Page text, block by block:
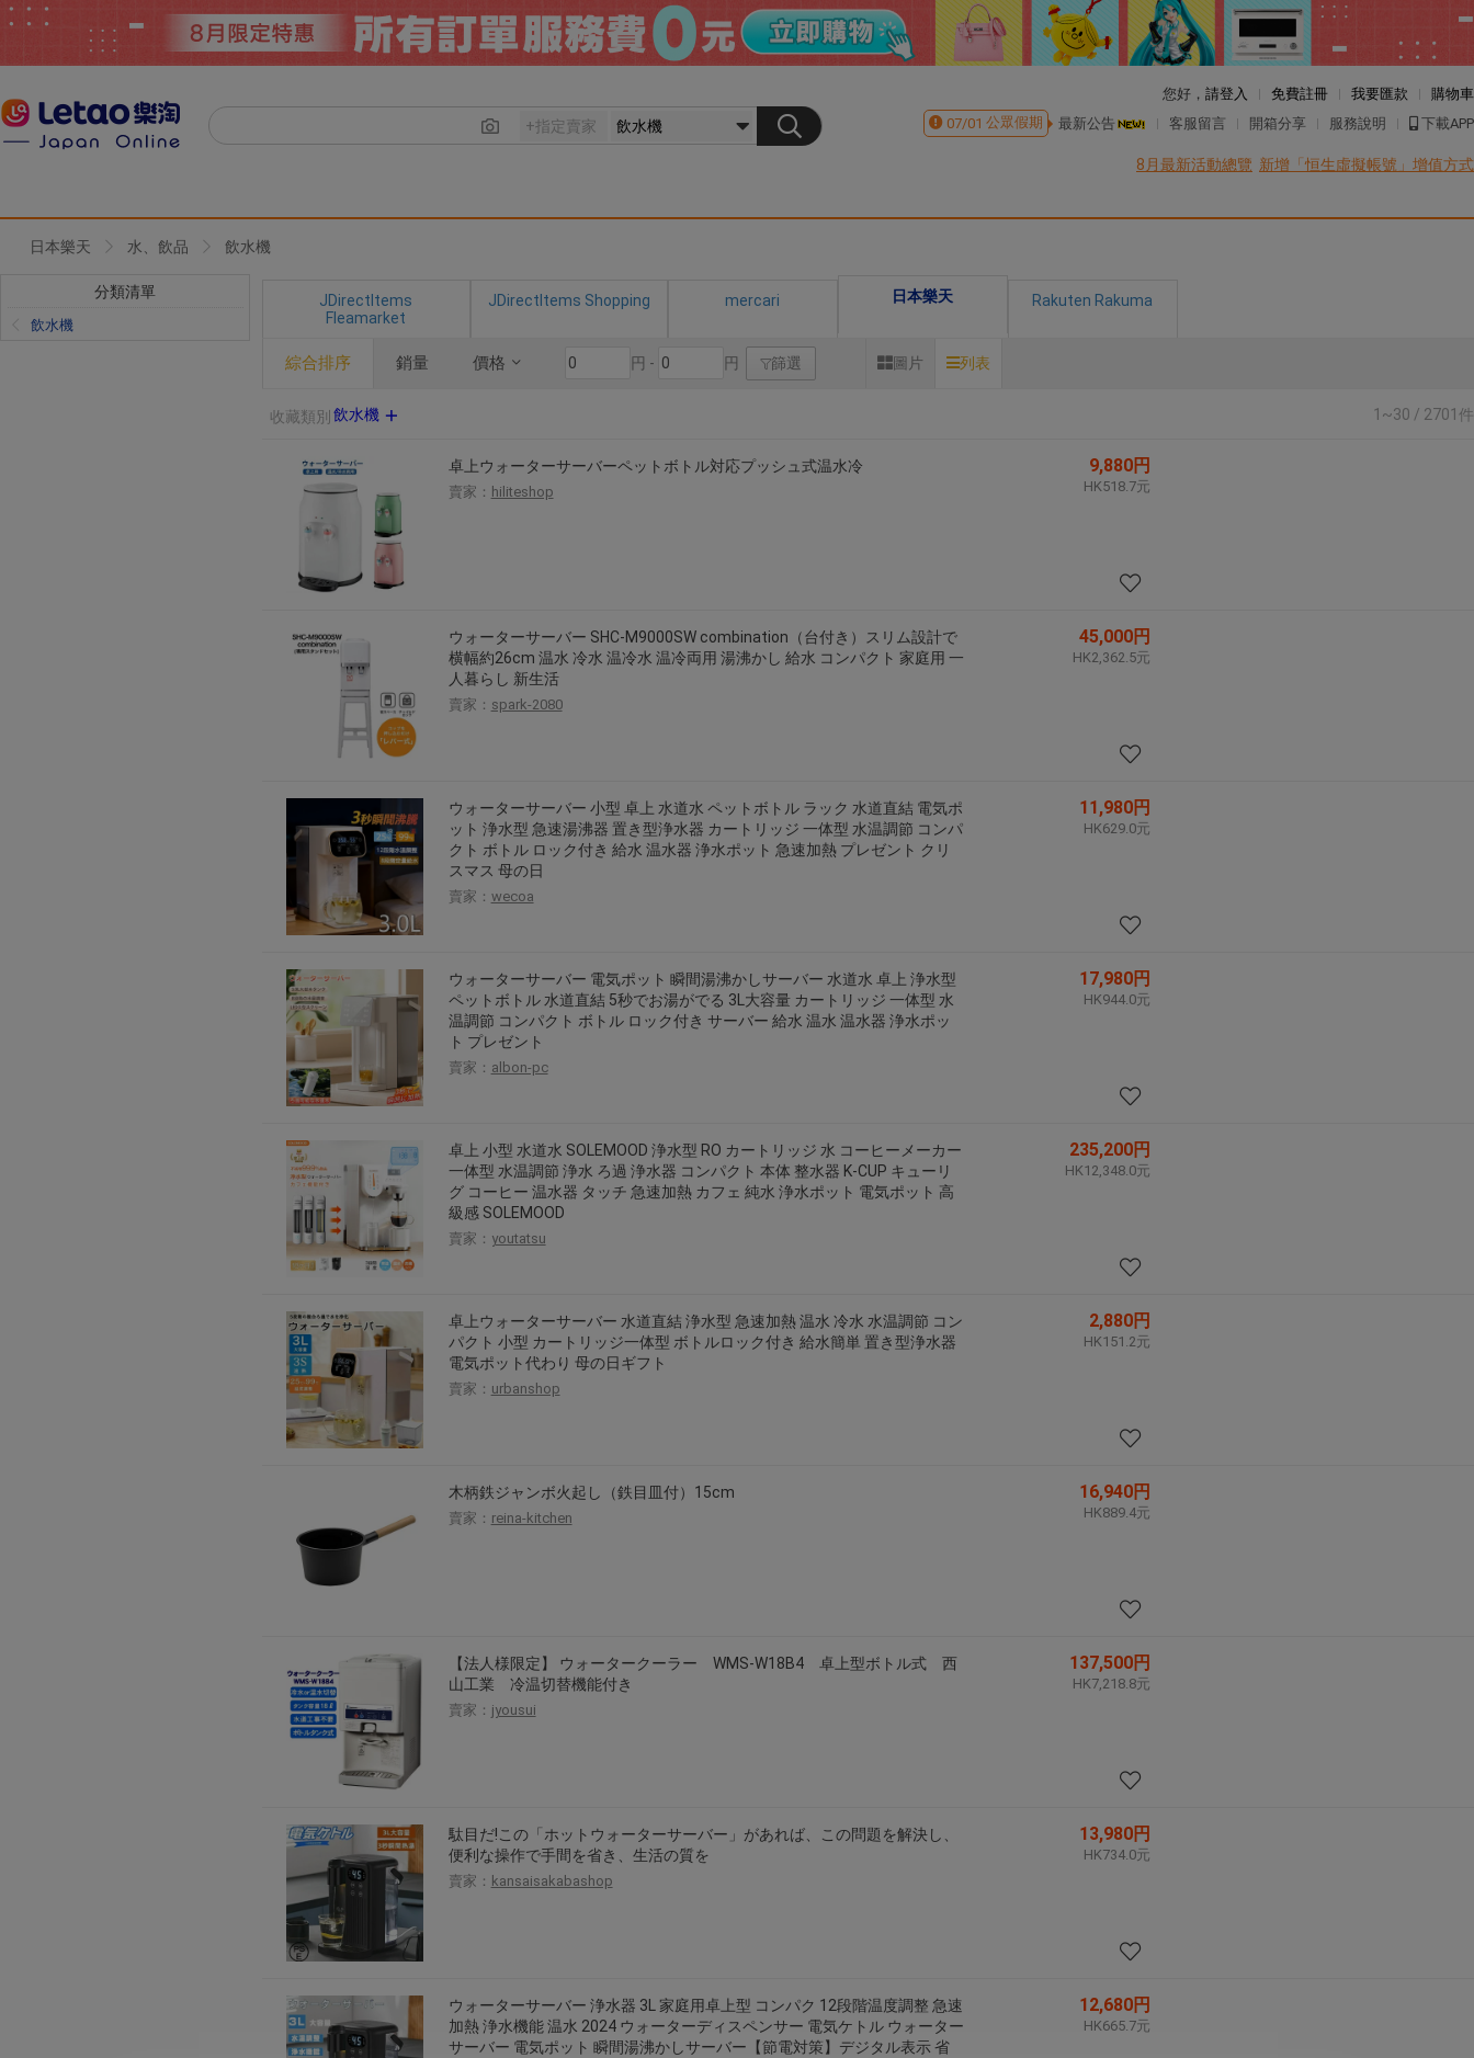
您好， 請登入 免費註冊 我要匯款
購物車
07/01 公眾假期 最新公告 客服留言 開箱分享 服務說明 下載APP
8月最新活動總覽 新增「恒生虛擬帳號」增值方式
日本樂天 水、飲品 飲水機
分類清單
飲水機
JDirectItems
Fleamarket
JDirectItems Shopping mercari 日本樂天 Rakuten Rakuma
綜合排序 銷量 價格 円 - 円 篩選 圖片 列表
收藏類別 飲水機 1~30 / 2701件
卓上ウォーターサーバーペットボトル対応プッシュ式温水冷
賣家： hiliteshop
9,880円
HK518.7元
ウォーターサーバー SHC-M9000SW combination（台付き）スリム設計で
横幅約26cm 温水 冷水 温冷水 温冷両用 湯沸かし 給水 コンパクト 家庭用 一
人暮らし 新生活
賣家： spark-2080
45,000円
HK2,362.5元
ウォーターサーバー 小型 卓上 水道水 ペットボトル ラック 水道直結 電気ポ
ット 浄水型 急速湯沸器 置き型浄水器 カートリッジ 一体型 水温調節 コンパ
クト ボトル ロック付き 給水 温水器 浄水ポット 急速加熱 プレゼント クリ
スマス 母の日
賣家： wecoa
11,980円
HK629.0元
ウォーターサーバー 電気ポット 瞬間湯沸かしサーバー 水道水 卓上 浄水型
ペットボトル 水道直結 5秒でお湯がでる 3L大容量 カートリッジ 一体型 水
温調節 コンパクト ボトル ロック付き サーバー 給水 温水 温水器 浄水ポッ
ト プレゼント
賣家： albon-pc
17,980円
HK944.0元
卓上 小型 水道水 SOLEMOOD 浄水型 RO カートリッジ 水 コーヒーメーカー
一体型 水温調節 浄水 ろ過 浄水器 コンパクト 本体 整水器 K-CUP キューリ
グ コーヒー 温水器 タッチ 急速加熱 カフェ 純水 浄水ポット 電気ポット 高
級感 SOLEMOOD
賣家： youtatsu
235,200円
HK12,348.0元
卓上ウォーターサーバー 水道直結 浄水型 急速加熱 温水 冷水 水温調節 コン
パクト 小型 カートリッジ一体型 ボトルロック付き 給水簡単 置き型浄水器
電気ポット代わり 母の日ギフト
賣家： urbanshop
2,880円
HK151.2元
木柄鉄ジャンボ火起し（鉄目皿付）15cm
賣家： reina-kitchen
16,940円
HK889.4元
【法人様限定】 ウォータークーラー WMS-W18B4 卓上型ボトル式 西
山工業 冷温切替機能付き
賣家： jyousui
137,500円
HK7,218.8元
駄目だ!この「ホットウォーターサーバー」があれば、この問題を解決し、
便利な操作で手間を省き、生活の質を
賣家： kansaisakabashop
13,980円
HK734.0元
ウォーターサーバー 浄水器 3L 家庭用卓上型 コンパク 12段階温度調整 急速
加熱 浄水機能 温水 2024 ウォーターディスペンサー 電気ケトル ウォーター
サーバー 電気ポット 瞬間湯沸かしサーバー【節電対策】デジタル表示 省
12,680円
HK665.7元